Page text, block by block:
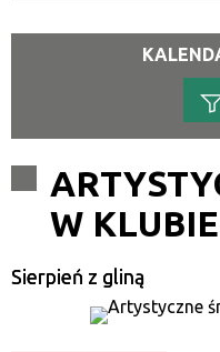
W
Sierpień z gliną